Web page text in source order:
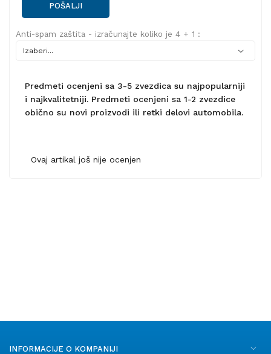
POŠALJI
Anti-spam zaštita - izračunajte koliko je 4 + 1 :
Predmeti ocenjeni sa 3-5 zvezdica su najpopularniji
i najkvalitetniji. Predmeti ocenjeni sa 1-2 zvezdice
obično su novi proizvodi ili retki delovi automobila.
Ovaj artikal još nije ocenjen
INFORMACIJE O KOMPANIJI